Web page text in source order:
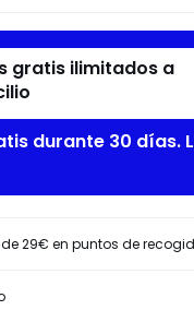
gratis ilimitados a
durante 30 días.
29€ en puntos de